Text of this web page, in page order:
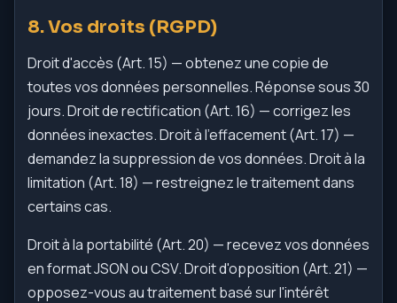
8. Vos droits (RGPD)
Droit d'accès (Art. 15) — obtenez une copie de
toutes vos données personnelles. Réponse sous 30
jours. Droit de rectification (Art. 16) — corrigez les
données inexactes. Droit à l'effacement (Art. 17) —
demandez la suppression de vos données. Droit à la
limitation (Art. 18) — restreignez le traitement dans
certains cas.
Droit à la portabilité (Art. 20) — recevez vos données
en format JSON ou CSV. Droit d'opposition (Art. 21) —
opposez-vous au traitement basé sur l'intérêt